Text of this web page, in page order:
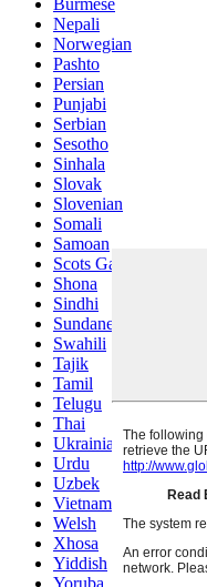
Burmese
Nepali
Norwegian
Pashto
Persian
Punjabi
Serbian
Sesotho
Sinhala
Slovak
Slovenian
Somali
Samoan
Scots Gaelic
Shona
Sindhi
Sundanese
Swahili
Tajik
Tamil
Telugu
Thai
Ukrainian
Urdu
Uzbek
Vietnamese
Welsh
Xhosa
Yiddish